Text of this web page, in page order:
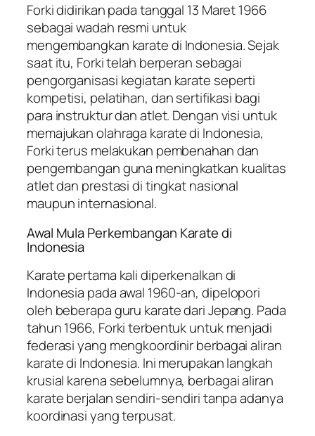
Forki didirikan pada tanggal 13 Maret 1966
sebagai wadah resmi untuk
mengembangkan karate di Indonesia. Sejak
saat itu, Forki telah berperan sebagai
pengorganisasi kegiatan karate seperti
kompetisi, pelatihan, dan sertifikasi bagi
para instruktur dan atlet. Dengan visi untuk
memajukan olahraga karate di Indonesia,
Forki terus melakukan pembenahan dan
pengembangan guna meningkatkan kualitas
atlet dan prestasi di tingkat nasional
maupun internasional.
Awal Mula Perkembangan Karate di
Indonesia
Karate pertama kali diperkenalkan di
Indonesia pada awal 1960-an, dipelopori
oleh beberapa guru karate dari Jepang. Pada
tahun 1966, Forki terbentuk untuk menjadi
federasi yang mengkoordinir berbagai aliran
karate di Indonesia. Ini merupakan langkah
krusial karena sebelumnya, berbagai aliran
karate berjalan sendiri-sendiri tanpa adanya
koordinasi yang terpusat.